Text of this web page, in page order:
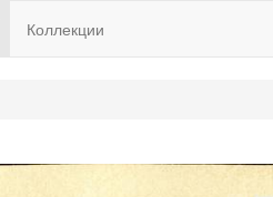
Коллекции